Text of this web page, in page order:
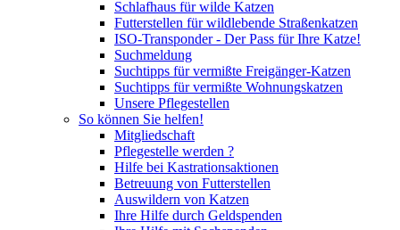
Schlafhaus für wilde Katzen
Futterstellen für wildlebende Straßenkatzen
ISO-Transponder - Der Pass für Ihre Katze!
Suchmeldung
Suchtipps für vermißte Freigänger-Katzen
Suchtipps für vermißte Wohnungskatzen
Unsere Pflegestellen
So können Sie helfen!
Mitgliedschaft
Pflegestelle werden ?
Hilfe bei Kastrationsaktionen
Betreuung von Futterstellen
Auswildern von Katzen
Ihre Hilfe durch Geldspenden